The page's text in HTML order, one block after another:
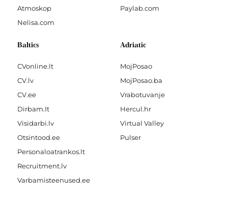
Atmoskop
Nelisa.com
Paylab.com
Baltics
CVonline.lt
CV.lv
CV.ee
Dirbam.It
Visidarbi.lv
Otsintood.ee
Personaloatrankos.lt
Recruitment.lv
Varbamisteenused.ee
Adriatic
MojPosao
MojPosao.ba
Vrabotuvanje
Hercul.hr
Virtual Valley
Pulser